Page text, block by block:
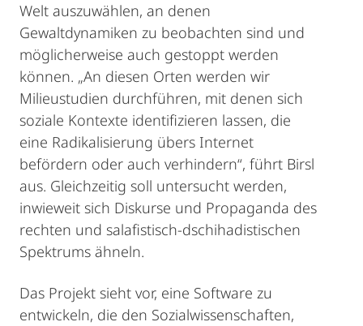
Welt auszuwählen, an denen
Gewaltdynamiken zu beobachten sind und
möglicherweise auch gestoppt werden
können. „An diesen Orten werden wir
Milieustudien durchführen, mit denen sich
soziale Kontexte identifizieren lassen, die
eine Radikalisierung übers Internet
befördern oder auch verhindern“, führt Birsl
aus. Gleichzeitig soll untersucht werden,
inwieweit sich Diskurse und Propaganda des
rechten und salafistisch-dschihadistischen
Spektrums ähneln.
Das Projekt sieht vor, eine Software zu
entwickeln, die den Sozialwissenschaften,